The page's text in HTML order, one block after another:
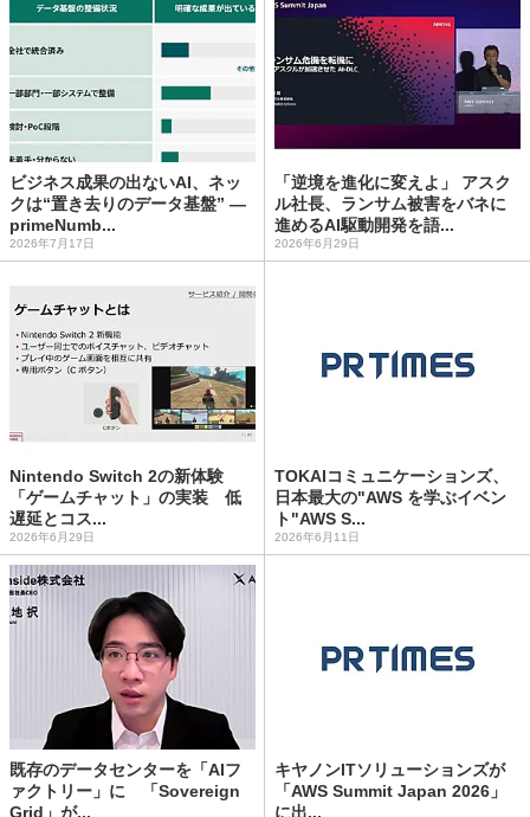
ビジネス成果の出ないAI、ネッ
クは“置き去りのデータ基盤” ―
primeNumb...
2026年7月17日
「逆境を進化に変えよ」 アスク
ル社長、ランサム被害をバネに
進めるAI駆動開発を語...
2026年6月29日
Nintendo Switch 2の新体験
「ゲームチャット」の実装 低
遅延とコス...
2026年6月29日
TOKAIコミュニケーションズ、
日本最大の"AWS を学ぶイベン
ト"AWS S...
2026年6月11日
既存のデータセンターを「AIフ
ァクトリー」に 「Sovereign
Grid」が...
キヤノンITソリューションズが
「AWS Summit Japan 2026」
に出...